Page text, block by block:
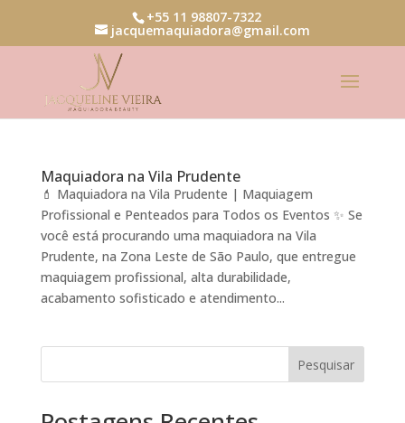
+55 11 98807-7322
jacquemaquiadora@gmail.com
Maquiadora na Vila Prudente
💄 Maquiadora na Vila Prudente | Maquiagem
Profissional e Penteados para Todos os Eventos ✨ Se
você está procurando uma maquiadora na Vila
Prudente, na Zona Leste de São Paulo, que entregue
maquiagem profissional, alta durabilidade,
acabamento sofisticado e atendimento...
Pesquisar